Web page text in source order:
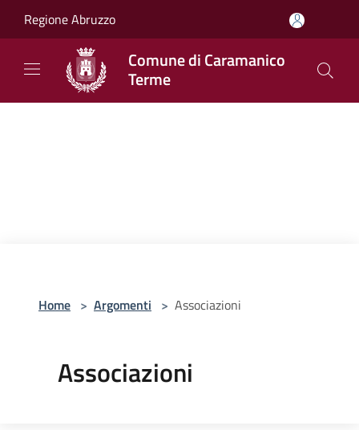
Regione Abruzzo
Comune di Caramanico
Terme
Home > Argomenti > Associazioni
Associazioni